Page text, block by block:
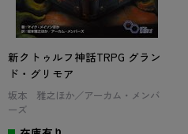
新クトゥルフ神話TRPG グラン
ド・グリモア
坂本 雅之ほか／アーカム・メンバ
ーズ